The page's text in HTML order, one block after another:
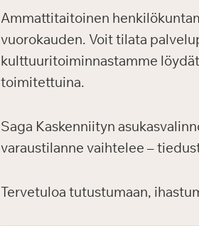
Ammattitaitoinen
vuorokauden. Voit tilata
kulttuuritoiminnastamme
toimitettuina.
Saga Kaskenniityn
varaustilanne vaihtelee –
Tervetuloa tutustumaan,